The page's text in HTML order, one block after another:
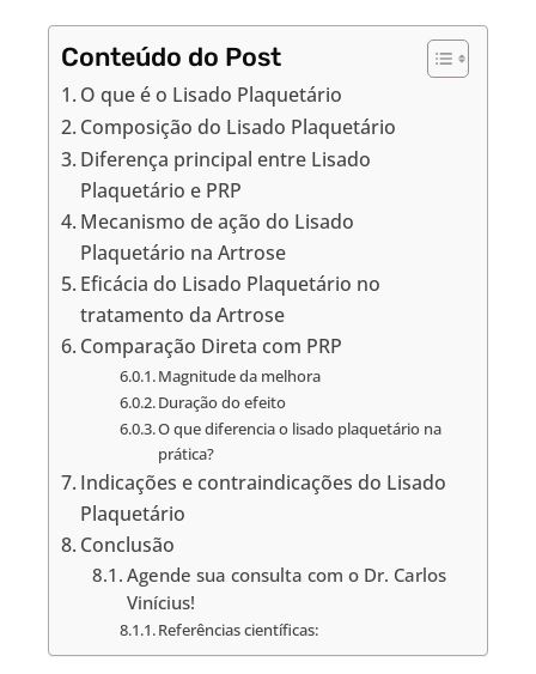
Conteúdo do Post
O que é o Lisado Plaquetário
Composição do Lisado Plaquetário
Diferença principal entre Lisado
Plaquetário e PRP
Mecanismo de ação do Lisado
Plaquetário na Artrose
Eficácia do Lisado Plaquetário no
tratamento da Artrose
Comparação Direta com PRP
Magnitude da melhora
Duração do efeito
O que diferencia o lisado plaquetário na
prática?
Indicações e contraindicações do Lisado
Plaquetário
Conclusão
Agende sua consulta com o Dr. Carlos
Vinícius!
Referências científicas: